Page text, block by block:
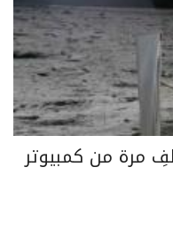
مرة من كمبيوتر